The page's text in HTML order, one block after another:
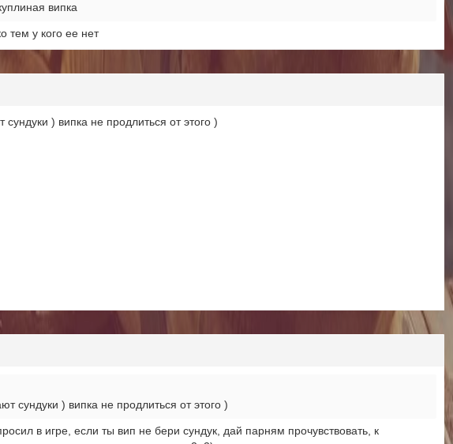
випка
тем у кого ее нет
) випка не продлиться от этого )
сундуки ) випка не продлиться от этого )
в игре, если ты вип не бери сундук, дай парням прочувствовать, к